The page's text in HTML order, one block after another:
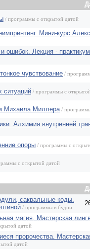
/ программы с открытой датой
Мини-курс
ошибок. Лекция -
чувствование /
ситуаций / программы с
Михаила Миллера /
Алхимия внутренней
опоры / программы с
с открытой датой
сакральные коды.
/ программы в будни
магия. Мастерская
датой
пророчества.
датой